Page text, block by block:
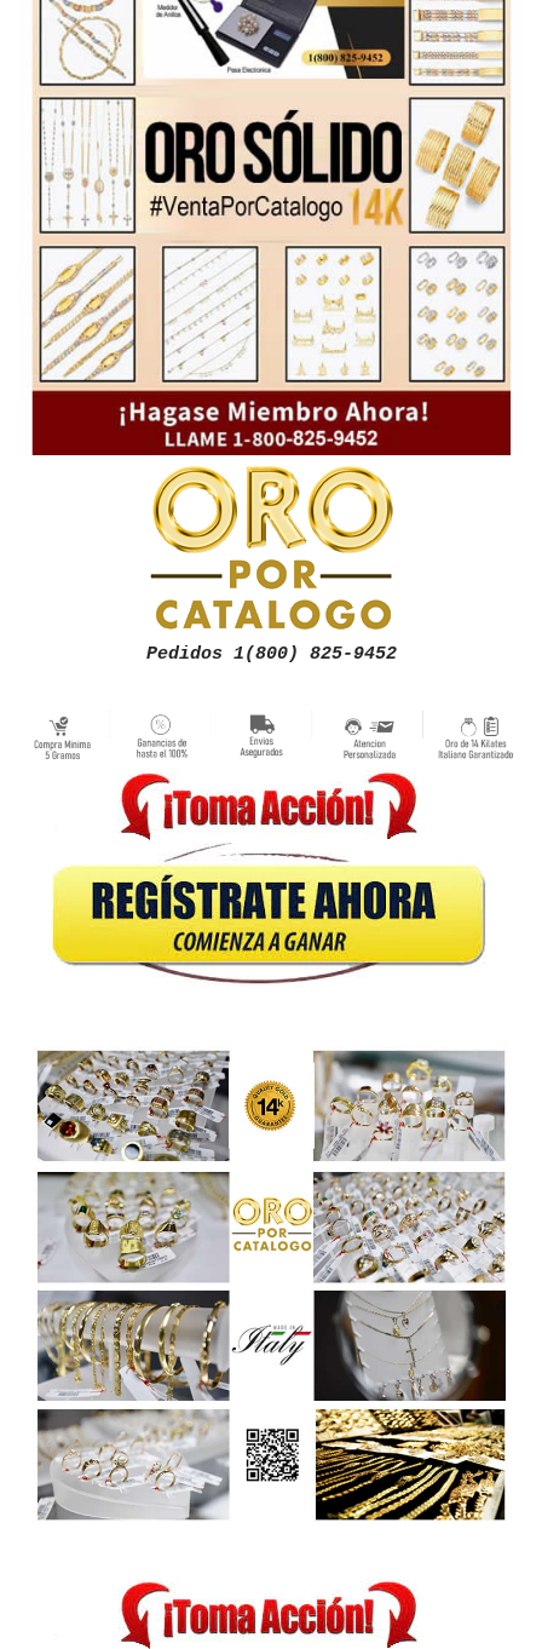
Pedidos 1(800) 825-9452